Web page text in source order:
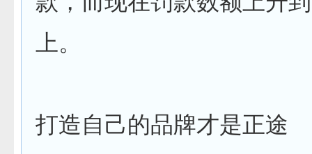
上。
打造自己的品牌才是正途